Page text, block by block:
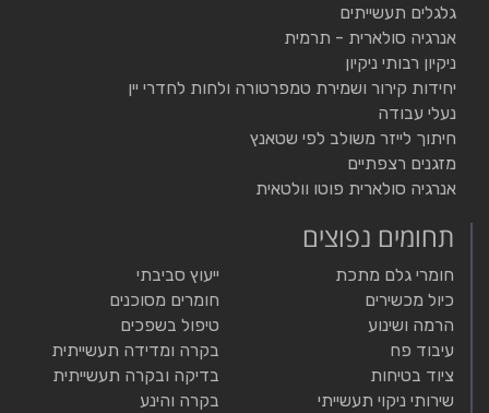
גלגלים תעשייתים
אנרגיה סולארית - תרמית
ניקיון רבותי ניקיון
יחידות קירור ושמירת טמפרטורה ולחות לחדרי יין
נעלי עבודה
חיתוך לייזר משולב לפי שטאנץ
מזגנים רצפתיים
אנרגיה סולארית פוטו וולטאית
תחומים נפוצים
חומרי גלם מתכת
כיול מכשירים
הרמה ושינוע
עיבוד פח
ציוד בטיחות
שירותי ניקוי תעשייתי
ייעוץ סביבתי
חומרים מסוכנים
טיפול בשפכים
בקרה ומדידה תעשייתית
בדיקה ובקרה תעשייתית
בקרה והינע